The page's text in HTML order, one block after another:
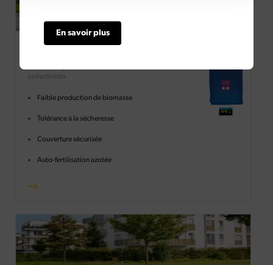
GPVÉGÉ FAIBLE ENTRETIEN
collectivités
Faible production de biomasse
Tolérance à la sécheresse
Couverture sécurisée
Auto-fertilisation azotée
En savoir plus